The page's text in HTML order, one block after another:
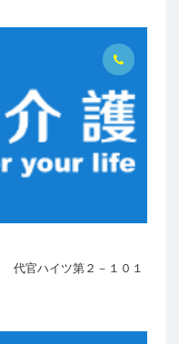
代官ハイツ第２－１０１